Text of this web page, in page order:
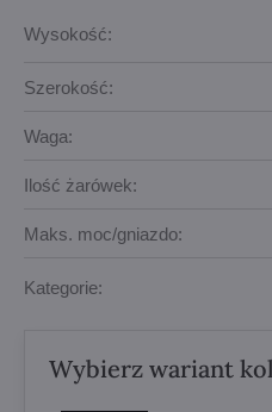
Wysokość:
Szerokość:
Waga:
Ilość żarówek:
Maks. moc/gniazdo:
Kategorie:
Wybierz wariant